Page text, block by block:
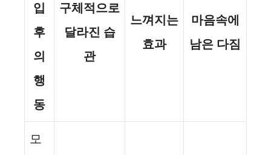
입
후
의
행
동
구체적으로
달라진 습
관
느껴지는
효과
마음속에
남은 다짐
모